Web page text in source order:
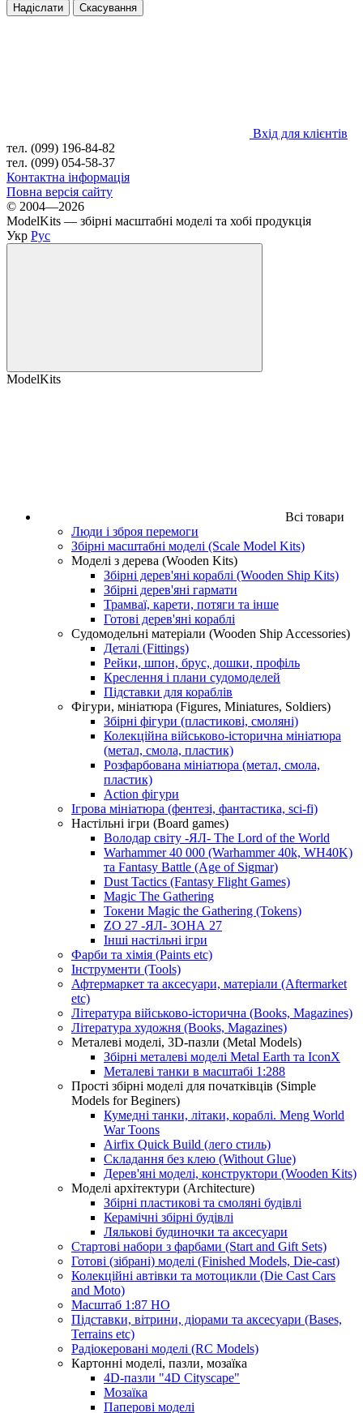
Надіслати Скасування
Вхід для клієнтів
тел. (099) 196-84-82
тел. (099) 054-58-37
Контактна інформація
Повна версія сайту
© 2004—2026
ModelKits — збірні масштабні моделі та хобі продукція
Укр Рус
ModelKits
Всі товари
Люди і зброя перемоги
Збірні масштабні моделі (Scale Model Kits)
Моделі з дерева (Wooden Kits)
Збірні дерев'яні кораблі (Wooden Ship Kits)
Збірні дерев'яні гармати
Трамваї, карети, потяги та інше
Готові дерев'яні кораблі
Судомодельні матеріали (Wooden Ship Accessories)
Деталі (Fittings)
Рейки, шпон, брус, дошки, профіль
Креслення і плани судомоделей
Підставки для кораблів
Фігури, мініатюра (Figures, Miniatures, Soldiers)
Збірні фігури (пластикові, смоляні)
Колекційна військово-історична мініатюра
(метал, смола, пластик)
Розфарбована мініатюра (метал, смола,
пластик)
Action фігури
Ігрова мініатюра (фентезі, фантастика, sci-fi)
Настільні ігри (Board games)
Володар світу -ЯЛ- The Lord of the World
Warhammer 40 000 (Warhammer 40k, WH40K)
та Fantasy Battle (Age of Sigmar)
Dust Tactics (Fantasy Flight Games)
Magic The Gathering
Токени Magic the Gathering (Tokens)
ZO 27 -ЯЛ- ЗОНА 27
Інші настільні ігри
Фарби та хімія (Paints etc)
Інструменти (Tools)
Афтермаркет та аксесуари, матеріали (Aftermarket
etc)
Література військово-історична (Books, Magazines)
Література художня (Books, Magazines)
Металеві моделі, 3D-пазли (Metal Models)
Збірні металеві моделі Metal Earth та IconX
Металеві танки в масштабі 1:288
Прості збірні моделі для початківців (Simple
Models for Beginers)
Кумедні танки, літаки, кораблі. Meng World
War Toons
Airfix Quick Build (лего стиль)
Складання без клею (Without Glue)
Дерев'яні моделі, конструктори (Wooden Kits)
Моделі архітектури (Architecture)
Збірні пластикові та смоляні будівлі
Керамічні збірні будівлі
Лялькові будиночки та аксесуари
Стартові набори з фарбами (Start and Gift Sets)
Готові (зібрані) моделі (Finished Models, Die-cast)
Колекційні автівки та мотоцикли (Die Cast Cars
and Moto)
Масштаб 1:87 HO
Підставки, вітрини, діорами та аксесуари (Bases,
Terrains etc)
Радіокеровані моделі (RC Models)
Картонні моделі, пазли, мозаїка
4D-пазли "4D Cityscape"
Мозаїка
Паперові моделі